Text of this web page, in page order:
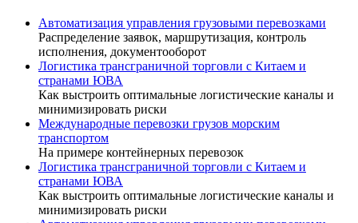
Автоматизация управления грузовыми перевозками
Распределение заявок, маршрутизация, контроль
исполнения, документооборот
Логистика трансграничной торговли с Китаем и
странами ЮВА
Как выстроить оптимальные логистические каналы и
минимизировать риски
Международные перевозки грузов морским
транспортом
На примере контейнерных перевозок
Логистика трансграничной торговли с Китаем и
странами ЮВА
Как выстроить оптимальные логистические каналы и
минимизировать риски